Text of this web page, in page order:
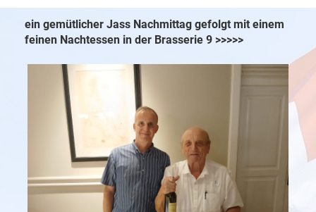
ein gemütlicher Jass Nachmittag gefolgt mit einem
feinen Nachtessen in der Brasserie 9 >>>>>